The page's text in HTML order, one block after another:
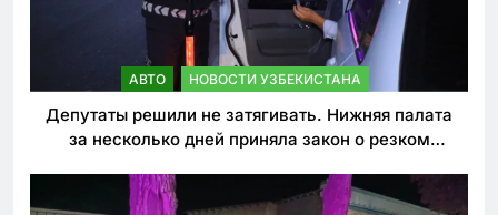
АВТО НОВОСТИ УЗБЕКИСТАНА
Депутаты решили не затягивать. Нижняя палата
за несколько дней приняла закон о резком